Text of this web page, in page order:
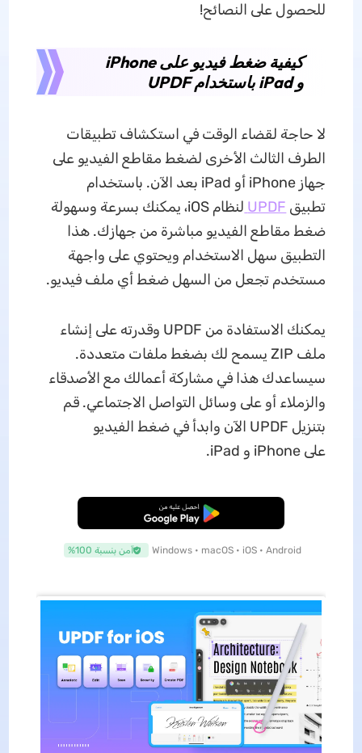
للحصول على النصائح!
كيفية ضغط فيديو على iPhone
و iPad باستخدام UPDF
لا حاجة لقضاء الوقت في استكشاف تطبيقات
الطرف الثالث الأخرى لضغط مقاطع الفيديو على
جهاز iPhone أو iPad بعد الآن. باستخدام
تطبيق UPDF لنظام
iOS، يمكنك بسرعة وسهولة
ضغط مقاطع الفيديو مباشرة من جهازك. هذا
التطبيق سهل الاستخدام ويحتوي على واجهة
مستخدم تجعل من السهل ضغط أي ملف فيديو.
يمكنك الاستفادة من UPDF وقدرته على إنشاء
ملف ZIP يسمح لك بضغط ملفات متعددة.
سيساعدك هذا في مشاركة أعمالك مع الأصدقاء
والزملاء أو على وسائل التواصل الاجتماعي. قم
بتنزيل UPDF الآن وابدأ في ضغط الفيديو
على iPhone و iPad.
تنزيل مجاني
Windows • macOS • iOS • Android آمن بنسبة 100%